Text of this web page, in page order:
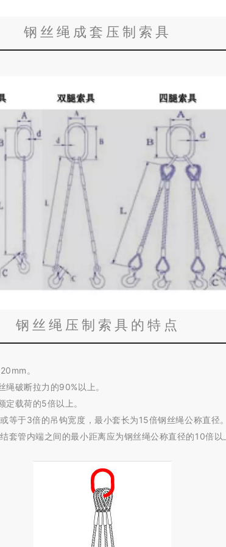
钢丝绳成套压制索具
钢丝绳压制索具的特点
。
破断拉力的90%以上。
载荷的5倍以上。
等于3倍的吊钩宽度，最小套长为15倍钢丝绳公称直径。
套管内端之间的最小距离应为钢丝绳公称直径的10倍以